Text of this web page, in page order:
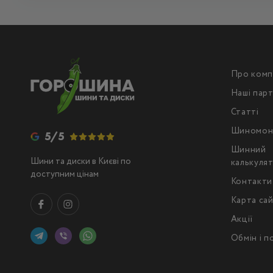
5/5
Шини та диски в Києві по
доступним цінам
Про
Наші
Статті
Шинний
Контакти
Карта
Акції
Обмін і